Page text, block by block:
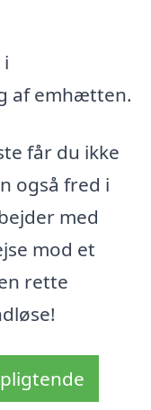
i
af emhætten.
får du ikke
også fred i
med
mod et
rette